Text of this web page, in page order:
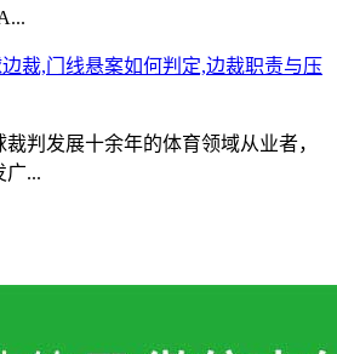
裁,门线悬案如何判定,边裁职责与压
判发展十余年的体育领域从业者，
广...